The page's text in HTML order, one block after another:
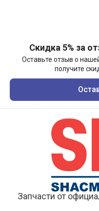
Скидка 5% за
Оставьте отзыв о
получите
Запчасти от